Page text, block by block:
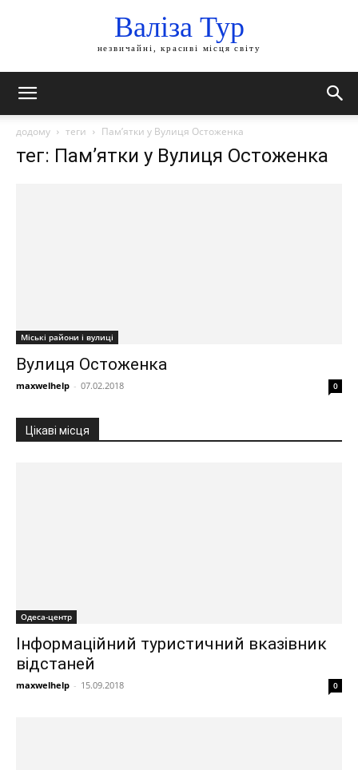
Валіза Тур
незвичайні, красиві місця світу
додому теги Пам’ятки у Вулиця Остоженка
тег: Пам’ятки у Вулиця Остоженка
Міські райони і вулиці
Вулиця Остоженка
maxwelhelp - 07.02.2018 0
Цікаві місця
Одеса-центр
Інформаційний туристичний вказівник
відстаней
maxwelhelp - 15.09.2018 0